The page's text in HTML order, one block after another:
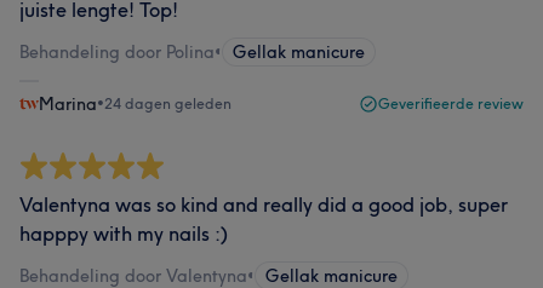
juiste lengte! Top!
Behandeling door Polina• Gellak manicure
Marina•24 dagen geleden Geverifieerde review
Valentyna was so kind and really did a good job, super
happpy with my nails :)
Behandeling door Valentyna• Gellak manicure